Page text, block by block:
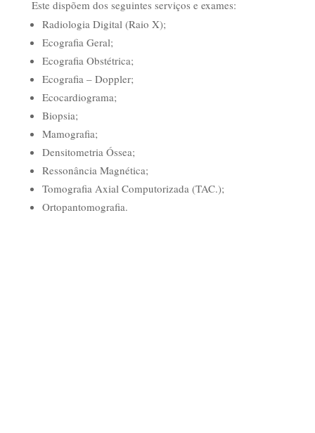
Este dispõem dos seguintes serviços e exames:
Radiologia Digital (Raio X);
Ecografia Geral;
Ecografia Obstétrica;
Ecografia – Doppler;
Ecocardiograma;
Biopsia;
Mamografia;
Densitometria Óssea;
Ressonância Magnética;
Tomografia Axial Computorizada (TAC.);
Ortopantomografia.